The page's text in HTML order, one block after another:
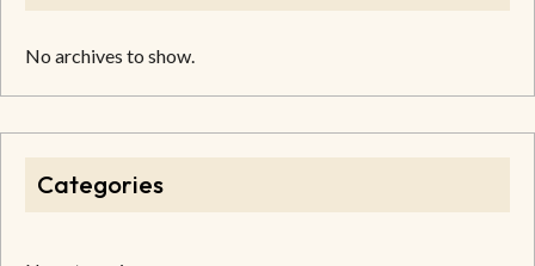
No archives to show.
Categories